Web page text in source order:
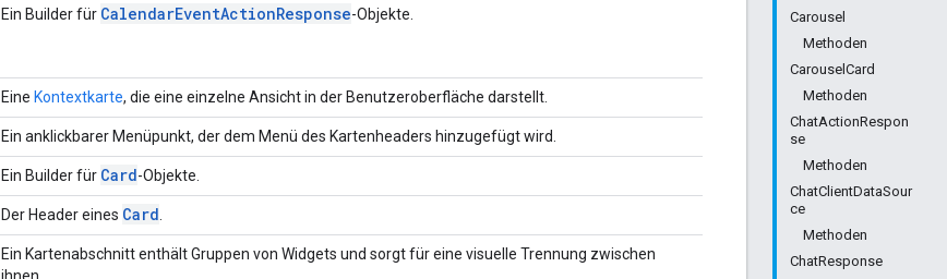
Carousel
Methoden
CarouselCard
Methoden
ChatActionRespon
se
Methoden
ChatClientDataSour
ce
Methoden
ChatResponse
Ein Builder für CalendarEventActionResponse-Objekte.
Eine Kontextkarte, die eine einzelne Ansicht in der Benutzeroberfläche darstellt.
Ein anklickbarer Menüpunkt, der dem Menü des Kartenheaders hinzugefügt wird.
Ein Builder für Card-Objekte.
Der Header eines Card
Ein Kartenabschnitt enthält Gruppen von Widgets und sorgt für eine visuelle Trennung zwischen